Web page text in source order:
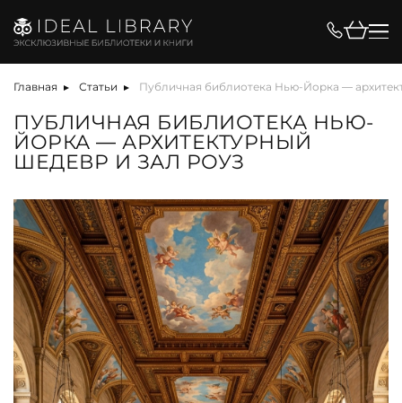
Главная Статьи Публичная библиотека Нью-Йорка —
ПУБЛИЧНАЯ БИБЛИОТЕКА НЬЮ-
ЙОРКА — АРХИТЕКТУРНЫЙ
ШЕДЕВР И ЗАЛ РОУЗ